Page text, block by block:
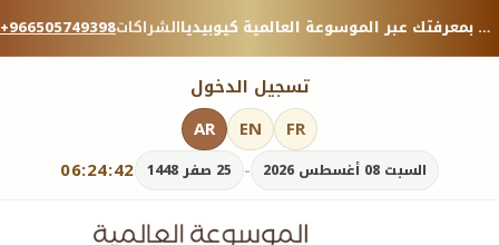
+966505749398الشراكات منصة معرفية موثوقة — شارك بمعرفتك عبر الموسوعة العالمية كيوبيديا.
تسجيل الدخول
06:24:43 السبت 08 أغسطس 2026 - 25 صفر 1448
AR EN FR